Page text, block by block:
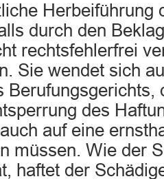
Herbeiführung
durch den
rechtsfehlerfrei
Sie wendet sich
Berufungsgerichts,
des
auf eine
müssen. Wie der
haftet der